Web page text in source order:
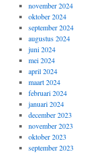
november 2024
oktober 2024
september 2024
augustus 2024
juni 2024
mei 2024
april 2024
maart 2024
februari 2024
januari 2024
december 2023
november 2023
oktober 2023
september 2023